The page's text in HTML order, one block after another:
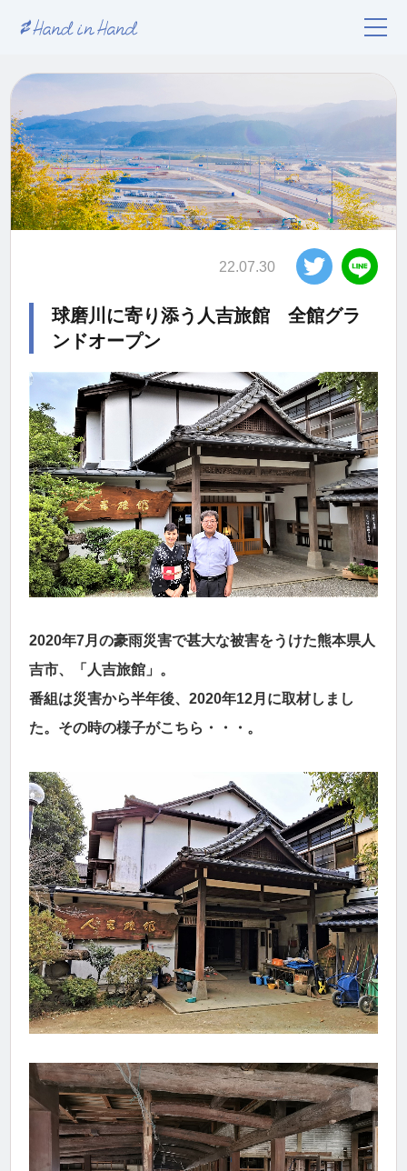
22.07.30
球磨川に寄り添う人吉旅館 全館グラ
ンドオープン
2020年7月の豪雨災害で甚大な被害をうけた熊本県人
吉市、「人吉旅館」。
番組は災害から半年後、2020年12月に取材しまし
た。その時の様子がこちら・・・。